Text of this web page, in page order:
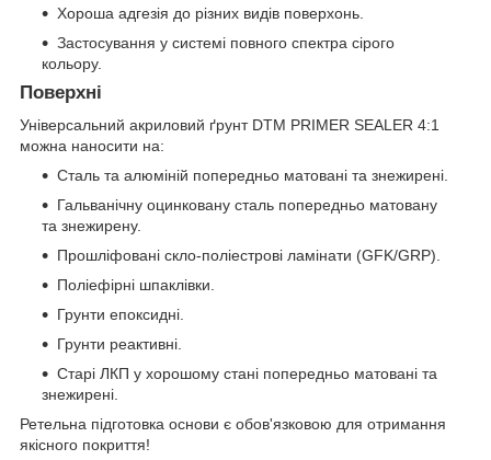
Хороша адгезія до різних видів поверхонь.
Застосування у системі повного спектра сірого
кольору.
Поверхні
Універсальний акриловий ґрунт DTM PRIMER SEALER 4:1
можна наносити на:
Сталь та алюміній попередньо матовані та знежирені.
Гальванічну оцинковану сталь попередньо матовану
та знежирену.
Прошліфовані скло-поліестрові ламінати (GFK/GRP).
Поліефірні шпаклівки.
Грунти епоксидні.
Грунти реактивні.
Старі ЛКП у хорошому стані попередньо матовані та
знежирені.
Ретельна підготовка основи є обов'язковою для отримання
якісного покриття!